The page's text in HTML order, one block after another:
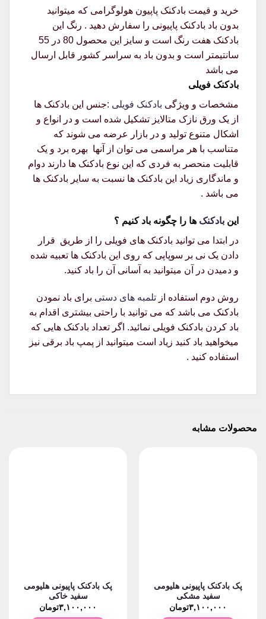
خرید و قیمت بادکنک پاپیون هولوگرامی که میتوانید
بدون باد بادکنک پاپیونی را سفارش دهید . رنگ این
بادکنک هفت رنگ است و سایز این محصول 80 در 55
سانتیمتر است و بدون باد به سراسر کشور قابل ارسال
می باشد
بادکنک فویلی
مشخصات و ویژگی بادکنک فویلی :جنس این بادکنک ها
از یک ورق نازک متالایز تشکیل شده است و در انواع و
اشکال متنوع تولید و در بازار عرضه می شوند که
متناسب با هر مراسمی می توان از آنها بهره برد و یک
قابلیت منحصر به فردی که این نوع بادکنک ها دارند دوام
و ماندگاری زیاد این بادکنک ها نسبت به سایر بادکنک ها
می باشد .
این بادکنک ها را چگونه باد کنیم ؟
در ابتدا می توانید بادکنک های فویلی را از طریق قرار
دادن یک نی بر سوپاپی که روی این بادکنک ها تعبیه شده
و دمیدن در آن میتوانید به آسانی آن را باد کنید.
روش دوم استفاده از تلمبه های دستی برای باد نمودن
بادکنک می باشد که می توانید با راحتی بیشتری اقدام به
باد کردن بادکنک فویلی نمائید. اگر تعداد بادکنک هایی که
میخواهید باد کنید زیاد است میتوانید از پمپ باد برقی نیز
استفاده کنید .
محصولات مشابه
پک بادکنک پاپیونی هلیومی
سفید مشکی
۳,۱۰۰,۰۰۰تومان
پک بادکنک پاپیونی هلیومی
سفید خاکی
۳,۱۰۰,۰۰۰تومان